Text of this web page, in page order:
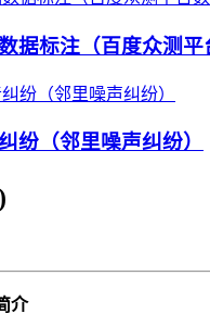
据标注（百度众测平
纷（邻里噪声纠纷）
介